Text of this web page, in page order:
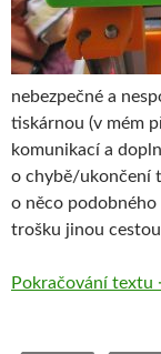
nebezpečné a
tiskárnou (v mém
komunikací a
o chybě/ukončení
o něco
trošku jinou
Pokračování textu